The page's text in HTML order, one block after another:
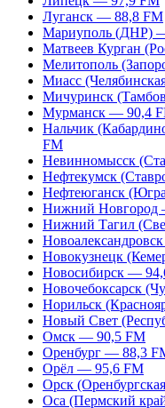
Луганск — 88,8 FM
Мариуполь (ДНР)
Матвеев Курган
Мелитополь
Миасс
Мичуринск
Мурманск — 90,4
Нальчик
FM
Невинномысск
Нефтекумск
Нефтеюганск
Нижний Новгород
Нижний Тагил
Новокузнецк
Новосибирск —
Новочебоксарск
Норильск
Новый Свет
Омск — 90,5 FM
Оренбург — 88,3
Орёл — 95,6 FM
Орск
Оса (Пермский